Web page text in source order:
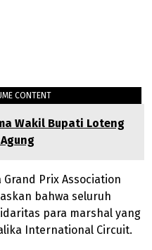
CONTENT
Wakil Bupati Loteng
Prix Association
bahwa seluruh
para marshal yang
International Circuit.